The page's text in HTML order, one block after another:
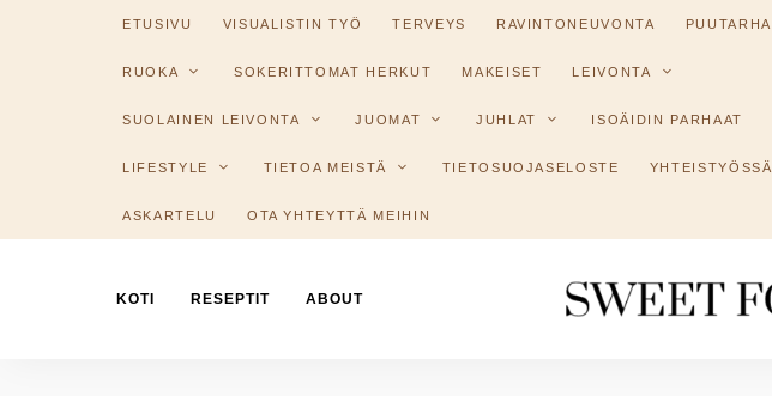
ETUSIVU VISUALISTIN TYÖ TERVEYS RAVINTONEUVONTA PUUTARHA
RUOKA SOKERITTOMAT HERKUT MAKEISET LEIVONTA
SUOLAINEN LEIVONTA JUOMAT JUHLAT ISOÄIDIN PARHAAT
LIFESTYLE TIETOA MEISTÄ TIETOSUOJASELOSTE YHTEISTYÖSSÄ
ASKARTELU OTA YHTEYTTÄ MEIHIN
KOTI RESEPTIT ABOUT